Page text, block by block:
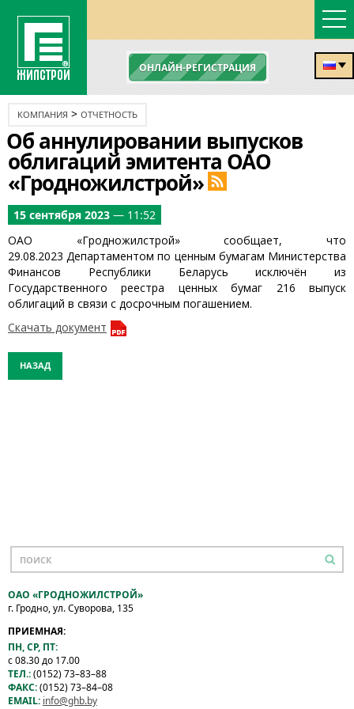
ОНЛАЙН-РЕГИСТРАЦИЯ
КОМПАНИЯ > ОТЧЕТНОСТЬ
Об аннулировании выпусков
облигаций эмитента ОАО
«Гродножилстрой»
15 сентября 2023 — 11:52
ОАО «Гродножилстрой» сообщает, что
29.08.2023 Департаментом по ценным бумагам Министерства
Финансов Республики Беларусь исключён из
Государственного реестра ценных бумаг 216 выпуск
облигаций в связи с досрочным погашением.
Скачать документ
НАЗАД
ОАО «ГРОДНОЖИЛСТРОЙ»
г. Гродно, ул. Суворова, 135
ПРИЕМНАЯ:
ПН, СР, ПТ:
с 08.30 до 17.00
ТЕЛ.:(0152) 73–83–88
ФАКС:(0152) 73–84–08
EMAIL: info@ghb.by